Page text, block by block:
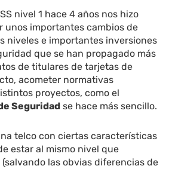
nivel 1 hace 4 años nos hizo
unos importantes cambios de
niveles e importantes inversiones
que se han propagado más
de titulares de tarjetas de
acometer normativas
proyectos, como el
Seguridad se hace más sencillo.
telco con ciertas características
estar al mismo nivel que
las obvias diferencias de